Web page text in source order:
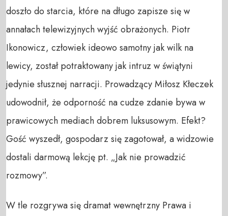
doszło do starcia, które na długo zapisze się w
annałach telewizyjnych wyjść obrażonych. Piotr
Ikonowicz, człowiek ideowo samotny jak wilk na
lewicy, został potraktowany jak intruz w świątyni
jedynie słusznej narracji. Prowadzący Miłosz Kłeczek
udowodnił, że odporność na cudze zdanie bywa w
prawicowych mediach dobrem luksusowym. Efekt?
Gość wyszedł, gospodarz się zagotował, a widzowie
dostali darmową lekcję pt. „Jak nie prowadzić
rozmowy”.
W tle rozgrywa się dramat wewnętrzny Prawa i